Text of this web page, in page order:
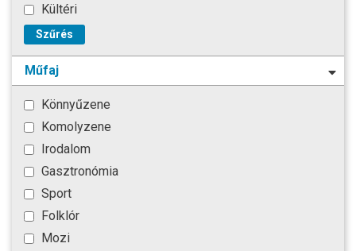
Kültéri
Szűrés
Műfaj
Könnyűzene
Komolyzene
Irodalom
Gasztronómia
Sport
Folklór
Mozi